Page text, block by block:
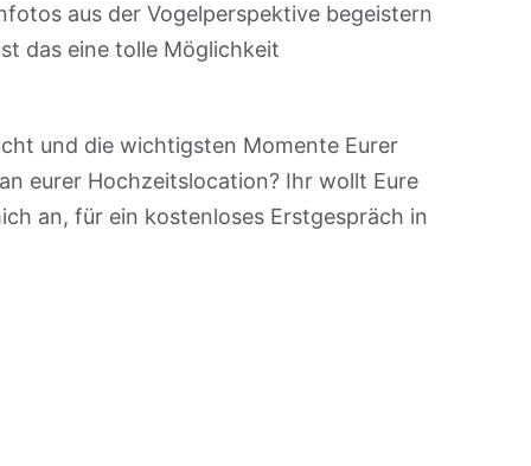
aus der Vogelperspektive begeistern
das eine tolle Möglichkeit
und die wichtigsten Momente Eurer
eurer Hochzeitslocation? Ihr wollt Eure
an, für ein kostenloses Erstgespräch in